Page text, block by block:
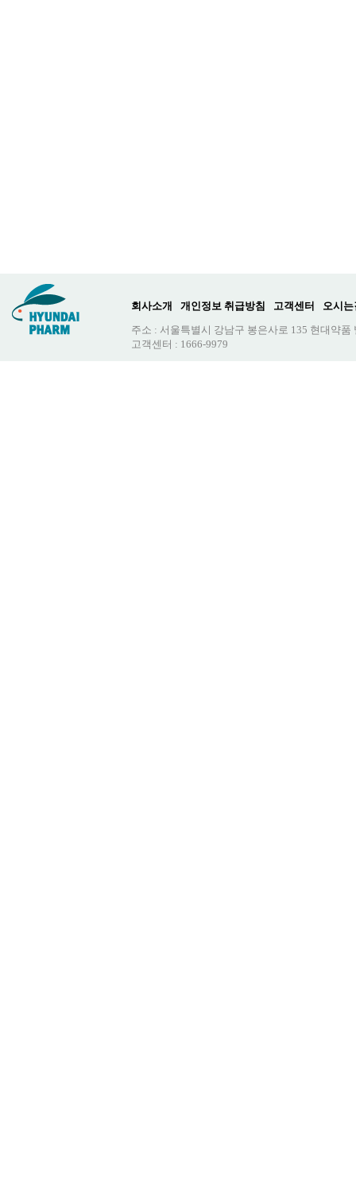
회사소개 개인정보 취급방침 고객센터
오시는
주소 : 서울특별시 강남구 봉은사로 135 현대약품
고객센터 : 1666-9979